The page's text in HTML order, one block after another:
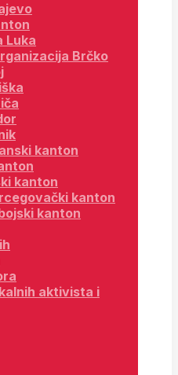
Luka
Brčko
kanton
kanton
kanton
kanton
aktivista i